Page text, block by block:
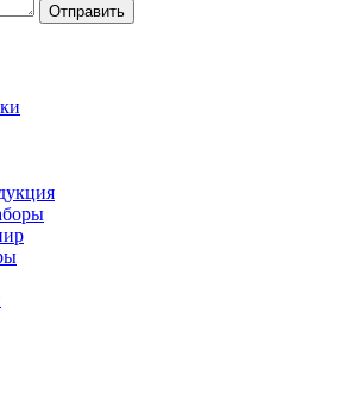
Отправить